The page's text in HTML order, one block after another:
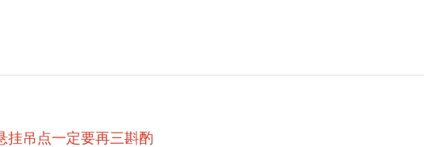
挂吊点一定要再三斟酌